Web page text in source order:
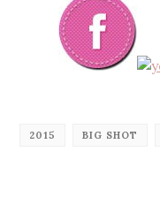
2015 BIG SHOT